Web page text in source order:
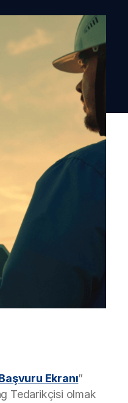
Ekranı”
Tedarikçisi olmak